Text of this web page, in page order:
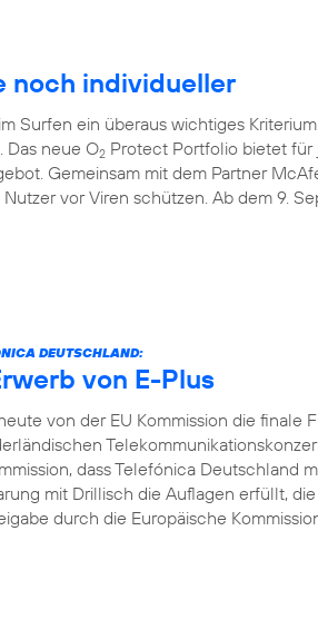
noch individueller
Surfen ein überaus wichtiges
Das neue O2 Protect Portfolio bietet für
Gemeinsam mit dem Partner
vor Viren schützen. Ab dem 9.
DEUTSCHLAND:
von E-Plus
von der EU Kommission die finale
dass Telefónica Deutschland
mit Drillisch die Auflagen erfüllt,
durch die Europäische